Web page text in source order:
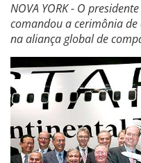
NOVA YORK - O
comandou a cerimônia
na aliança global de